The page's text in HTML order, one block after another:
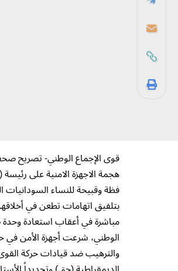
قوى الإجماع الوطني- تصريح
هجمة الاجهزة الامنية على
فظة وقبيحة للنساء
بتلفيق اتهامات تطعن في
مباشرة في أعقاب استعادة
الوطني، شرعت أجهزة الأمن في
والترهيب ضد قيادات حركة